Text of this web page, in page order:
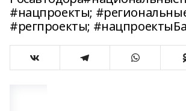
#нацпроекты;
#регпроекты;